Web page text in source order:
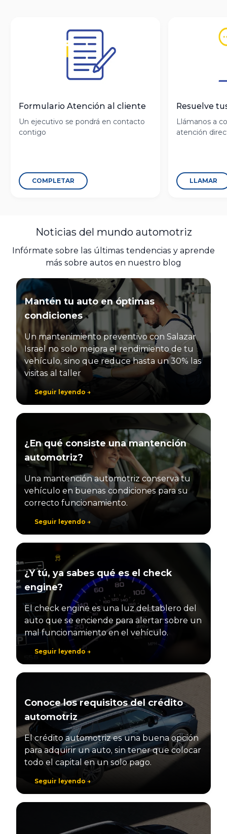
Formulario Atención al cliente
Un ejecutivo se pondrá en contacto
contigo
COMPLETAR
Resuelve
Llámanos a
atención
LLAMAR
Noticias del mundo automotriz
Infórmate sobre las últimas tendencias y aprende
más sobre autos en nuestro blog
Mantén tu auto en óptimas
condiciones
Un mantenimiento preventivo con Salazar
Israel no solo mejora el rendimiento de tu
vehículo, sino que reduce hasta un 30% las
visitas al taller
Seguir leyendo →
¿En qué consiste una mantención
automotriz?
Una mantención automotriz conserva tu
vehículo en buenas condiciones para su
correcto funcionamiento.
Seguir leyendo →
¿Y tú, ya sabes qué es el check
engine?
El check engine es una luz del tablero del
auto que se enciende para alertar sobre un
mal funcionamiento en el vehículo.
Seguir leyendo →
Conoce los requisitos del crédito
automotriz
El crédito automotriz es una buena opción
para adquirir un auto, sin tener que colocar
todo el capital en un solo pago.
Seguir leyendo →